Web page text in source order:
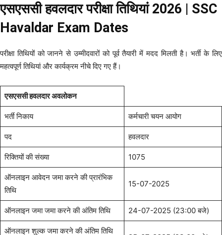
एसएससी हवलदार परीक्षा तिथियां 2026 | SSC
Havaldar Exam Dates
परीक्षा तिथियों को जानने से उम्मीदवारों को पूर्व तैयारी में मदद मिलती है। भर्ती के लिए
महत्वपूर्ण तिथियां और कार्यक्रम नीचे दिए गए हैं।
एसएससी हवलदार अवलोकन
भर्ती निकाय कर्मचारी चयन आयोग
पद हवलदार
रिक्तियों की संख्या 1075
ऑनलाइन आवेदन जमा करने की प्रारंभिक
तिथि
15-07-2025
ऑनलाइन जमा जमा करने की अंतिम तिथि 24-07-2025 (23:00 बजे)
ऑनलाइन शुल्क जमा करने की अंतिम तिथि